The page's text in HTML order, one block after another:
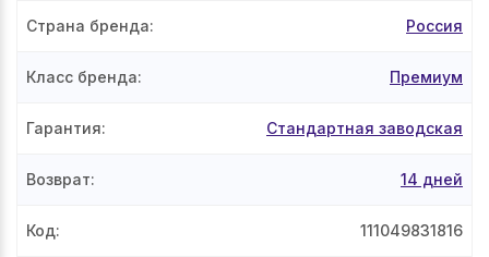
Страна бренда: Россия
Класс бренда: Премиум
Гарантия: Стандартная заводская
Возврат: 14 дней
Код: 111049831816